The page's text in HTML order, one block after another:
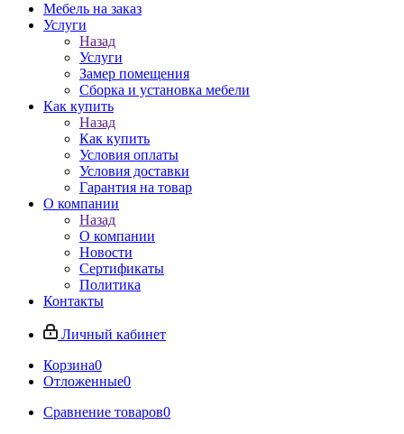
Мебель на заказ
Услуги
Назад
Услуги
Замер помещения
Сборка и установка мебели
Как купить
Назад
Как купить
Условия оплаты
Условия доставки
Гарантия на товар
О компании
Назад
О компании
Новости
Сертификаты
Политика
Контакты
Личный кабинет
Корзина0
Отложенные0
Сравнение товаров0